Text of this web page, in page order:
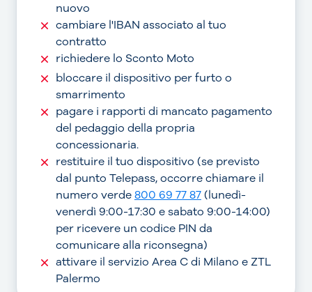
nuovo
cambiare l'IBAN associato al tuo
contratto
richiedere lo Sconto Moto
bloccare il dispositivo per furto o
smarrimento
pagare i rapporti di mancato pagamento
del pedaggio della propria
concessionaria.
restituire il tuo dispositivo (se previsto
dal punto Telepass, occorre chiamare il
numero verde800 69 77 87(lunedì-
venerdì 9:00-17:30 e sabato 9:00-14:00)
per ricevere un codice PIN da
comunicare alla riconsegna)
attivare il servizio Area C di Milano e ZTL
Palermo